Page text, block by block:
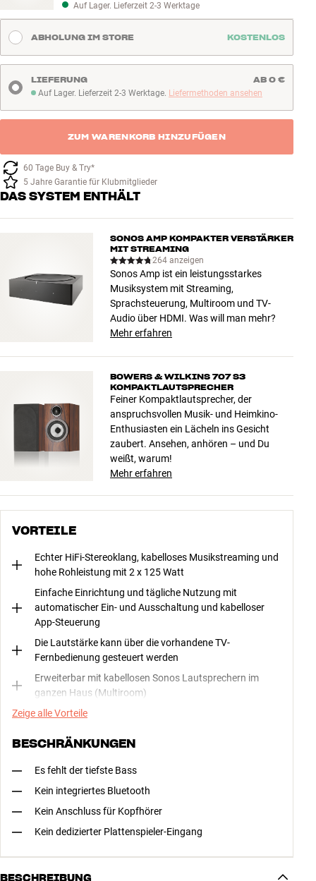
Auf Lager. Lieferzeit 2-3 Werktage
ABHOLUNG IM STORE KOSTENLOS
Auf Lager. Lieferzeit 2-3 Werktage
Auf Lager. Lieferzeit 2-3 Werktage. Liefermethoden ansehen
LIEFERUNG AB 0 €
ZUM WARENKORB HINZUFÜGEN
60 Tage Buy & Try*
5 Jahre Garantie für Klubmitglieder
DAS SYSTEM ENTHÄLT
SONOS AMP KOMPAKTER VERSTÄRKER
MIT STREAMING
264 anzeigen
Sonos Amp ist ein leistungsstarkes
Musiksystem mit Streaming,
Sprachsteuerung, Multiroom und TV-
Audio über HDMI. Was will man mehr?
Mehr erfahren
BOWERS & WILKINS 707 S3
KOMPAKTLAUTSPRECHER
Feiner Kompaktlautsprecher, der
anspruchsvollen Musik- und Heimkino-
Enthusiasten ein Lächeln ins Gesicht
zaubert. Ansehen, anhören – und Du
weißt, warum!
Mehr erfahren
VORTEILE
Echter HiFi-Stereoklang, kabelloses Musikstreaming und
hohe Rohleistung mit 2 x 125 Watt
Einfache Einrichtung und tägliche Nutzung mit
automatischer Ein- und Ausschaltung und kabelloser
App-Steuerung
Die Lautstärke kann über die vorhandene TV-
Fernbedienung gesteuert werden
Erweiterbar mit kabellosen Sonos Lautsprechern im
ganzen Haus (Multiroom)
Zeige alle Vorteile
BESCHRÄNKUNGEN
Es fehlt der tiefste Bass
Kein integriertes Bluetooth
Kein Anschluss für Kopfhörer
Kein dedizierter Plattenspieler-Eingang
BESCHREIBUNG